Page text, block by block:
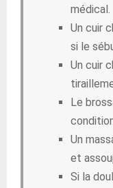
médical.
Un cuir
si le
Un cuir
Le
Un
et
Si la